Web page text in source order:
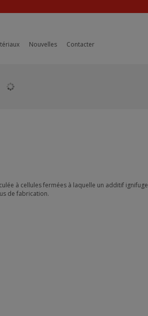
Nouvelles Contacter
à cellules fermées à laquelle un additif ignifuge
de fabrication.